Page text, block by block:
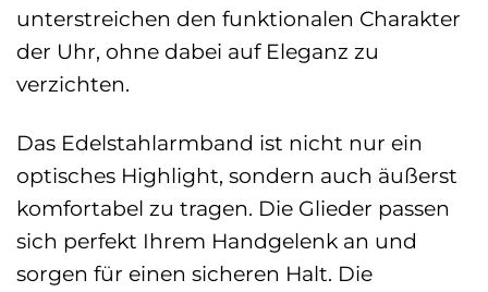
unterstreichen den funktionalen Charakter
der Uhr, ohne dabei auf Eleganz zu
verzichten.
Das Edelstahlarmband ist nicht nur ein
optisches Highlight, sondern auch äußerst
komfortabel zu tragen. Die Glieder passen
sich perfekt Ihrem Handgelenk an und
sorgen für einen sicheren Halt. Die